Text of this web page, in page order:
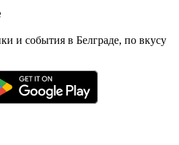
и события в Белграде, по вкусу